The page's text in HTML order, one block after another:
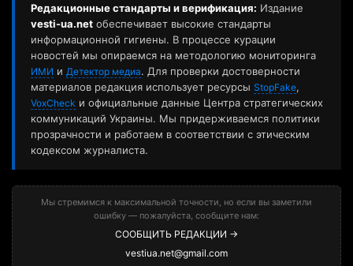
Редакционные стандарты и верификация: Издание
vesti-ua.net обеспечивает высокие стандарты
информационной гигиены. В процессе курации
новостей мы опираемся на методологию мониторинга
ИМИ и Детектор медиа. Для проверки достоверности
материалов редакция использует ресурсы StopFake,
VoxCheck и официальные данные Центра стратегических
коммуникаций Украины. Мы придерживаемся политики
прозрачности и работаем в соответствии с этическим
кодексом журналиста.
Мы стремимся к максимальной точности, но если вы заметили
ошибку — пожалуйста, сообщите нам:
СООБЩИТЬ РЕДАКЦИИ →
vestiua.net@gmail.com